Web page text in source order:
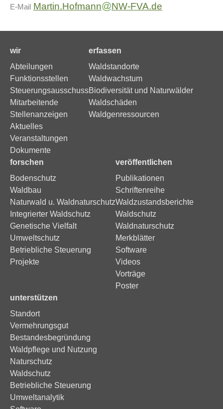
E-Mail Martin.Hofmann NW-FVA.de
wir
Abteilungen
Funktionsstellen
Steuerungsausschuss
Mitarbeitende
Stellenanzeigen
Aktuelles
Veranstaltungen
Dokumente
erfassen
Waldstandorte
Waldwachstum
Biodiversität und Naturwälder
Waldschäden
Waldgenressourcen
forschen
Bodenschutz
Waldbau
Naturwald u. Waldnaturschutz
Integrierter Waldschutz
Genetische Vielfalt
Umweltschutz
Betriebliche Steuerung
Projekte
veröffentlichen
Publikationen
Schriftenreihe
Waldzustandsberichte
Waldschutz
Waldnaturschutz
Merkblätter
Software
Videos
Vorträge
Poster
unterstützen
Standort
Vermehrungsgut
Bestandesbegründung
Waldpflege und Nutzung
Naturschutz
Waldschutz
Betriebliche Steuerung
Umweltanalytik